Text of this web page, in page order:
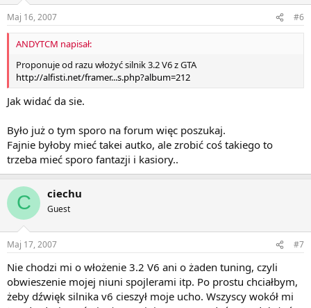
Maj 16, 2007 #6
ANDYTCM napisał:
Proponuje od razu włożyć silnik 3.2 V6 z GTA
http://alfisti.net/framer...s.php?album=212
Jak widać da sie.
Było już o tym sporo na forum więc poszukaj.
Fajnie byłoby mieć takei autko, ale zrobić coś takiego to
trzeba mieć sporo fantazji i kasiory..
C ciechu
Guest
Maj 17, 2007 #7
Nie chodzi mi o włożenie 3.2 V6 ani o żaden tuning, czyli
obwieszenie mojej niuni spojlerami itp. Po prostu chciałbym,
żeby dźwięk silnika v6 cieszył moje ucho. Wszyscy wokół mi